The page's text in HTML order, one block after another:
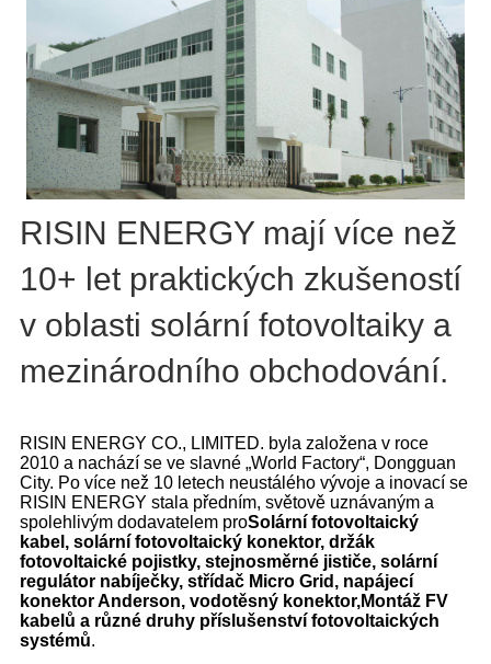
RISIN ENERGY mají více než
10+ let praktických zkušeností
v oblasti solární fotovoltaiky a
mezinárodního obchodování.
RISIN ENERGY CO., LIMITED. byla založena v roce
2010 a nachází se ve slavné „World Factory“, Dongguan
City. Po více než 10 letech neustálého vývoje a inovací se
RISIN ENERGY stala předním, světově uznávaným a
spolehlivým dodavatelem proSolární fotovoltaický
kabel, solární fotovoltaický konektor, držák
fotovoltaické pojistky, stejnosměrné jističe, solární
regulátor nabíječky, střídač Micro Grid, napájecí
konektor Anderson, vodotěsný konektor,Montáž FV
kabelů a různé druhy příslušenství fotovoltaických
systémů.